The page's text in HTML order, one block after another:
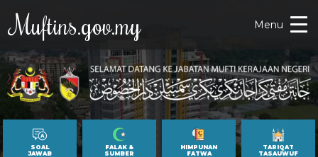
Muftins.gov.my Menu
SOAL
JAWAB
FALAK &
SUMBER
HIMPUNAN
FATWA
TARIQAT
TASAUWUF